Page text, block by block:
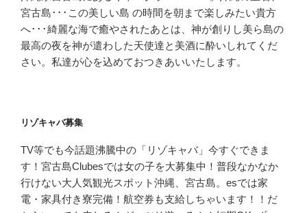
宮古島･･･この美しい島 の時間を朝まで楽しみたい貴方
へ･･･綺麗な海で癒やされたあとは、神が創りし美ら島の
最高の夜を神が遣わした天使達と美酒に酔いしれてくだ
さい。私達が心を込めておつきあいいたします。
リゾキャバ募集
TV等でも今話題沸騰中の「リゾキャバ」今すぐできま
す！宮古島Clubesでは女の子を大募集中！普段なかなか
行けない大人気観光スポット沖縄、宮古島。esでは家
電・家具付き寮完備！航空券も支給しちゃいます！！だ